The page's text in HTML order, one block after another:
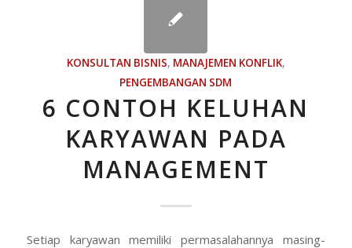
KONSULTAN BISNIS, MANAJEMEN KONFLIK,
PENGEMBANGAN SDM
6 CONTOH KELUHAN
KARYAWAN PADA
MANAGEMENT
Setiap karyawan memiliki permasalahannya masing-